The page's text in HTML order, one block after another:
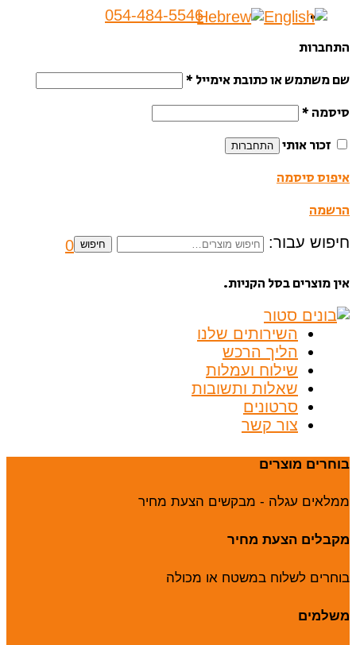
054-484-5546
התחברות
שם משתמש או כתובת אימייל *
סיסמה *
זכור אותי
התחברות
איפוס סיסמה
הרשמה
חיפוש עבור: חיפוש 0
אין מוצרים בסל הקניות.
השירותים שלנו
הליך הרכש
שילוח ועמלות
שאלות ותשובות
סרטונים
צור קשר
בוחרים מוצרים
ממלאים עגלה - מבקשים הצעת מחיר
מקבלים הצעת מחיר
בוחרים לשלוח במשטח או מכולה
משלמים